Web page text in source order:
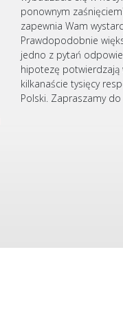
ponownym
zapewnia Wam
Prawdopodobnie
jedno z pytań
hipotezę potwierdzają
kilkanaście tysięcy
Polski. Zapraszamy